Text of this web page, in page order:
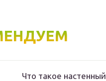
Что такое настенный